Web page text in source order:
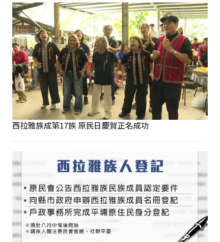
西拉雅族成第17族 原民日慶賀正名成功